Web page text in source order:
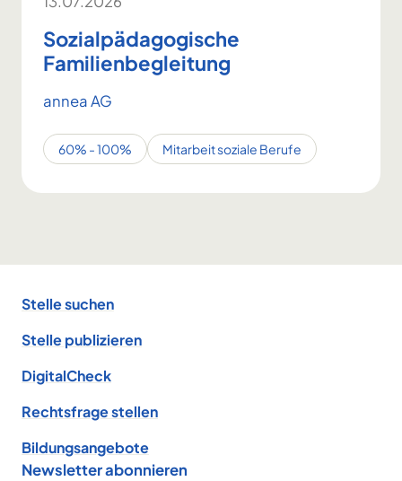
Sozialpädagogische
Familienbegleitung
annea AG
60% - 100% Mitarbeit soziale Berufe
Stelle suchen
Stelle publizieren
DigitalCheck
Rechtsfrage stellen
Bildungsangebote
Newsletter abonnieren